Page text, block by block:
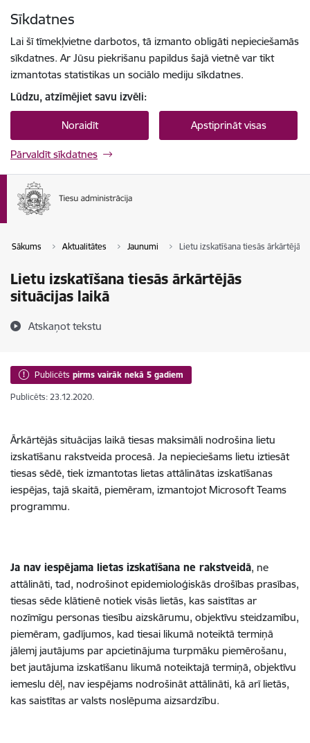
Sīkdatnes
Lai šī tīmekļvietne darbotos, tā izmanto obligāti nepieciešamās
sīkdatnes. Ar Jūsu piekrišanu papildus šajā vietnē var tikt
izmantotas statistikas un sociālo mediju sīkdatnes.
Lūdzu, atzīmējiet savu izvēli:
Noraidīt Apstiprināt visas
Pārvaldīt sīkdatnes
Sākums Aktualitātes Jaunumi Lietu izskatīšana tiesās ārkārtējās
Lietu izskatīšana tiesās ārkārtējās
situācijas laikā
Atskaņot tekstu
Publicēts pirms vairāk nekā 5 gadiem
Publicēts: 23.12.2020.
Ārkārtējās situācijas laikā tiesas maksimāli nodrošina lietu
izskatīšanu rakstveida procesā. Ja nepieciešams lietu iztiesāt
tiesas sēdē, tiek izmantotas lietas attālinātas izskatīšanas
iespējas, tajā skaitā, piemēram, izmantojot Microsoft Teams
programmu.
Ja nav iespējama lietas izskatīšana ne rakstveidā, ne
attālināti, tad, nodrošinot epidemioloģiskās drošības prasības,
tiesas sēde klātienē notiek visās lietās, kas saistītas ar
nozīmīgu personas tiesību aizskārumu, objektīvu steidzamību,
piemēram, gadījumos, kad tiesai likumā noteiktā termiņā
jālemj jautājums par apcietinājuma turpmāku piemērošanu,
bet jautājuma izskatīšanu likumā noteiktajā termiņā, objektīvu
iemeslu dēļ, nav iespējams nodrošināt attālināti, kā arī lietās,
kas saistītas ar valsts noslēpuma aizsardzību.